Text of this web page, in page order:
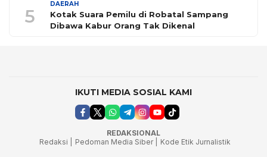
5
DAERAH
Kotak Suara Pemilu di Robatal Sampang
Dibawa Kabur Orang Tak Dikenal
IKUTI MEDIA SOSIAL KAMI
REDAKSIONAL
Redaksi |
Pedoman Media Siber |
Kode Etik Jurnalistik